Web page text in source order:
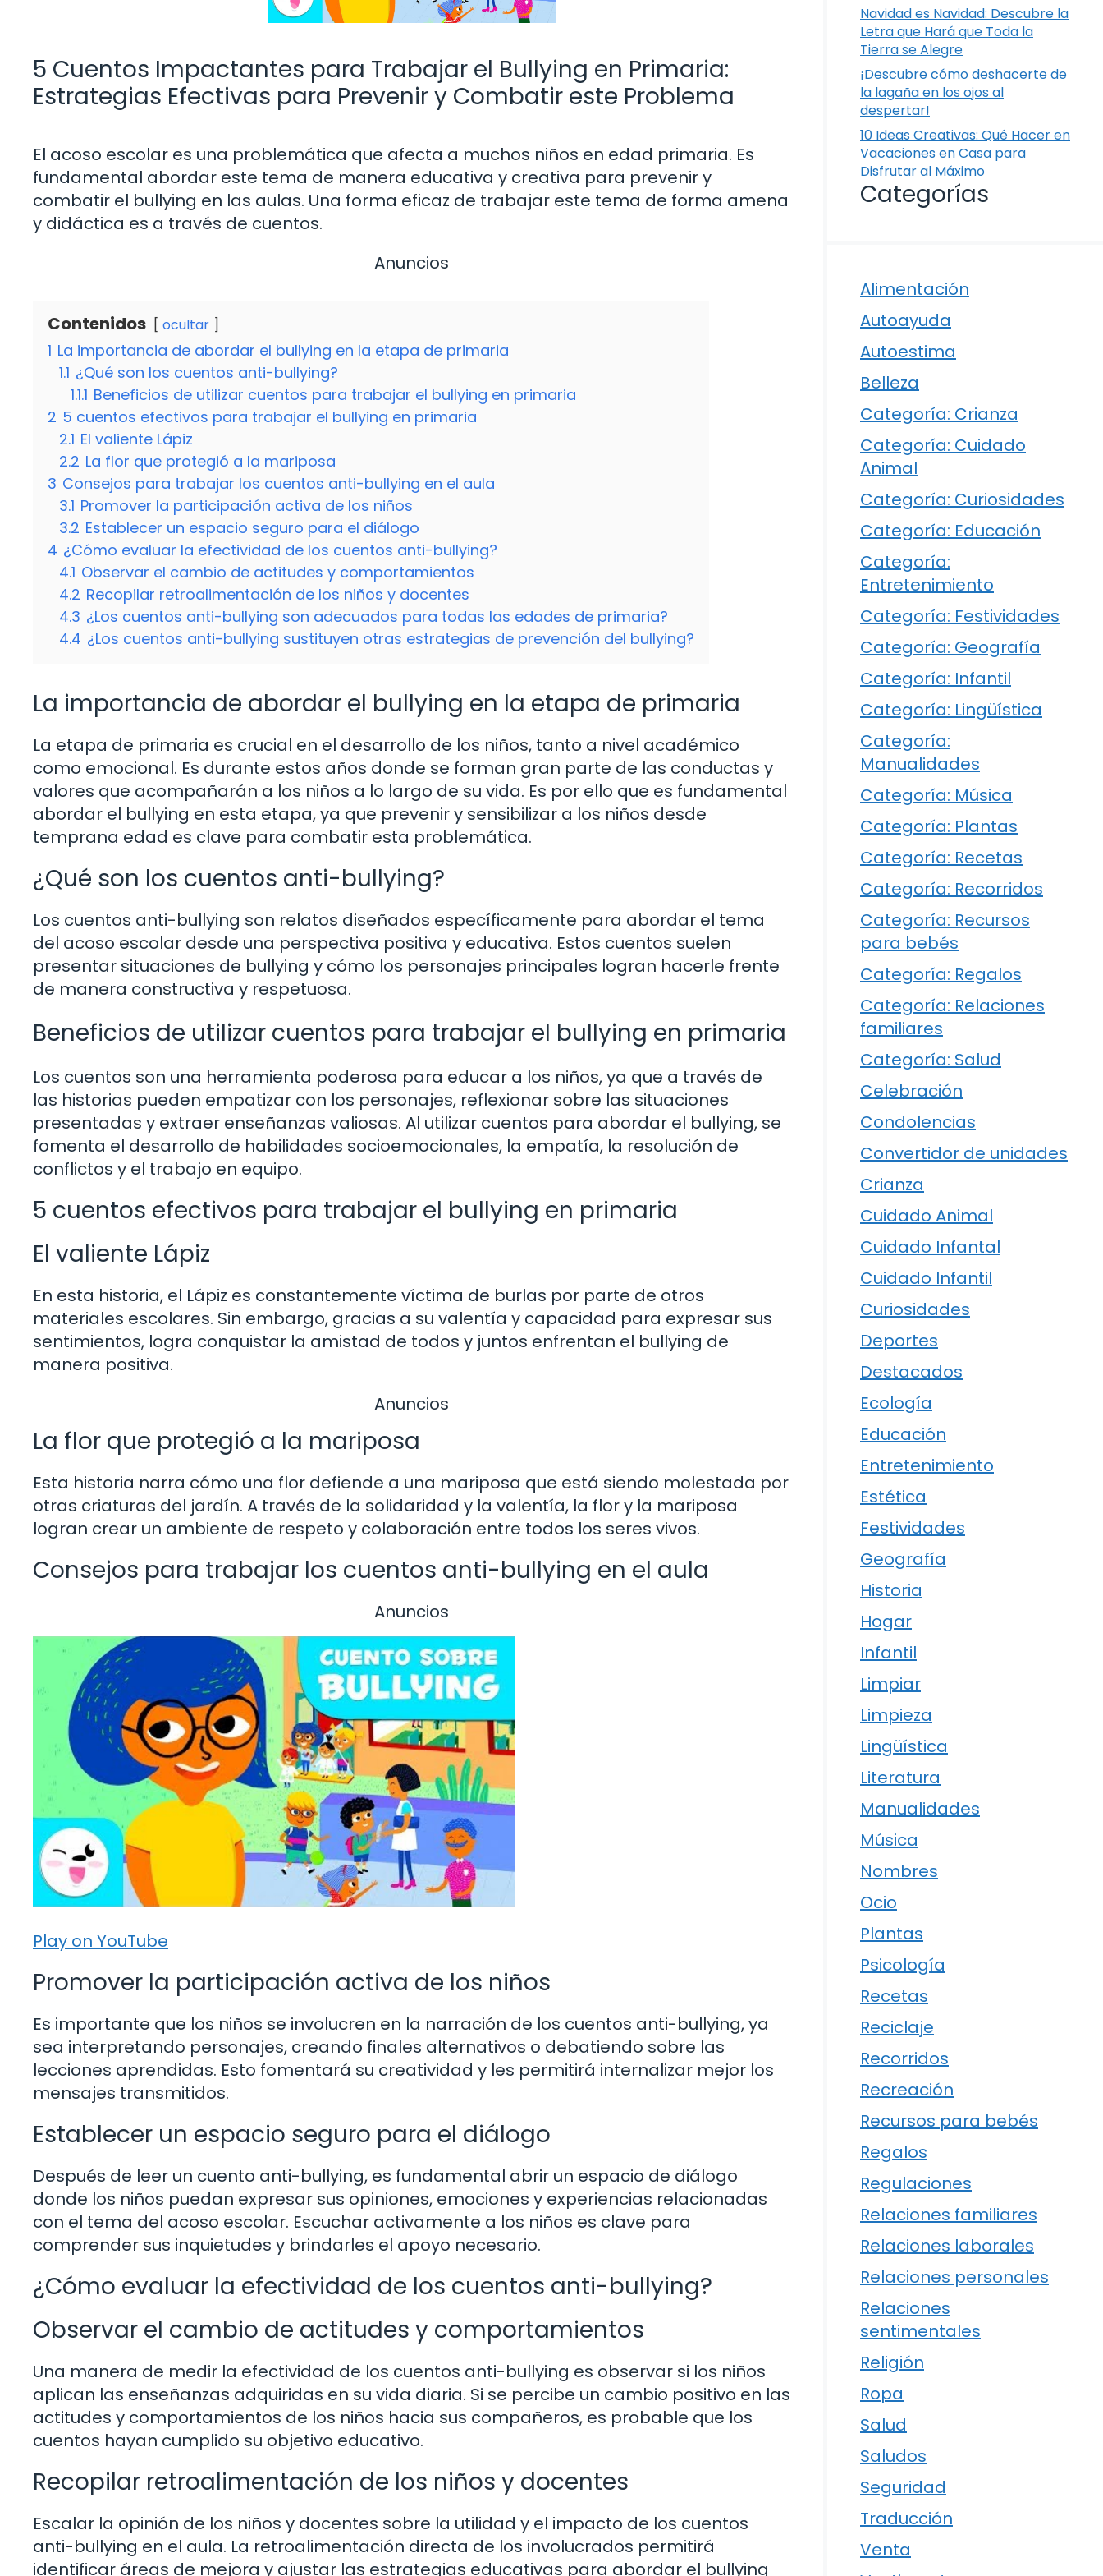
5 Cuentos Impactantes para Trabajar el Bullying en Primaria:
Estrategias Efectivas para Prevenir y Combatir este Problema
El acoso escolar es una problemática que afecta a muchos niños en edad primaria. Es
fundamental abordar este tema de manera educativa y creativa para prevenir y
combatir el bullying en las aulas. Una forma eficaz de trabajar este tema de forma amena
y didáctica es a través de cuentos.
Anuncios
Contenidos ocultar
1 La importancia de abordar el bullying en la etapa de primaria
1.1 ¿Qué son los cuentos anti-bullying?
1.1.1 Beneficios de utilizar cuentos para trabajar el bullying en primaria
2 5 cuentos efectivos para trabajar el bullying en primaria
2.1 El valiente Lápiz
2.2 La flor que protegió a la mariposa
3 Consejos para trabajar los cuentos anti-bullying en el aula
3.1 Promover la participación activa de los niños
3.2 Establecer un espacio seguro para el diálogo
4 ¿Cómo evaluar la efectividad de los cuentos anti-bullying?
4.1 Observar el cambio de actitudes y comportamientos
4.2 Recopilar retroalimentación de los niños y docentes
4.3 ¿Los cuentos anti-bullying son adecuados para todas las edades de primaria?
4.4 ¿Los cuentos anti-bullying sustituyen otras estrategias de prevención del bullying?
La importancia de abordar el bullying en la etapa de primaria
La etapa de primaria es crucial en el desarrollo de los niños, tanto a nivel académico
como emocional. Es durante estos años donde se forman gran parte de las conductas y
valores que acompañarán a los niños a lo largo de su vida. Es por ello que es fundamental
abordar el bullying en esta etapa, ya que prevenir y sensibilizar a los niños desde
temprana edad es clave para combatir esta problemática.
¿Qué son los cuentos anti-bullying?
Los cuentos anti-bullying son relatos diseñados específicamente para abordar el tema
del acoso escolar desde una perspectiva positiva y educativa. Estos cuentos suelen
presentar situaciones de bullying y cómo los personajes principales logran hacerle frente
de manera constructiva y respetuosa.
Beneficios de utilizar cuentos para trabajar el bullying en primaria
Los cuentos son una herramienta poderosa para educar a los niños, ya que a través de
las historias pueden empatizar con los personajes, reflexionar sobre las situaciones
presentadas y extraer enseñanzas valiosas. Al utilizar cuentos para abordar el bullying, se
fomenta el desarrollo de habilidades socioemocionales, la empatía, la resolución de
conflictos y el trabajo en equipo.
5 cuentos efectivos para trabajar el bullying en primaria
El valiente Lápiz
En esta historia, el Lápiz es constantemente víctima de burlas por parte de otros
materiales escolares. Sin embargo, gracias a su valentía y capacidad para expresar sus
sentimientos, logra conquistar la amistad de todos y juntos enfrentan el bullying de
manera positiva.
Anuncios
La flor que protegió a la mariposa
Esta historia narra cómo una flor defiende a una mariposa que está siendo molestada por
otras criaturas del jardín. A través de la solidaridad y la valentía, la flor y la mariposa
logran crear un ambiente de respeto y colaboración entre todos los seres vivos.
Consejos para trabajar los cuentos anti-bullying en el aula
Anuncios
Play on YouTube
Promover la participación activa de los niños
Es importante que los niños se involucren en la narración de los cuentos anti-bullying, ya
sea interpretando personajes, creando finales alternativos o debatiendo sobre las
lecciones aprendidas. Esto fomentará su creatividad y les permitirá internalizar mejor los
mensajes transmitidos.
Establecer un espacio seguro para el diálogo
Después de leer un cuento anti-bullying, es fundamental abrir un espacio de diálogo
donde los niños puedan expresar sus opiniones, emociones y experiencias relacionadas
con el tema del acoso escolar. Escuchar activamente a los niños es clave para
comprender sus inquietudes y brindarles el apoyo necesario.
¿Cómo evaluar la efectividad de los cuentos anti-bullying?
Observar el cambio de actitudes y comportamientos
Una manera de medir la efectividad de los cuentos anti-bullying es observar si los niños
aplican las enseñanzas adquiridas en su vida diaria. Si se percibe un cambio positivo en las
actitudes y comportamientos de los niños hacia sus compañeros, es probable que los
cuentos hayan cumplido su objetivo educativo.
Recopilar retroalimentación de los niños y docentes
Escalar la opinión de los niños y docentes sobre la utilidad y el impacto de los cuentos
anti-bullying en el aula. La retroalimentación directa de los involucrados permitirá
identificar áreas de mejora y ajustar las estrategias educativas para abordar el bullying
Navidad es Navidad: Descubre la
Letra que Hará que Toda la
Tierra se Alegre
¡Descubre cómo deshacerte de
la lagaña en los ojos al
despertar!
10 Ideas Creativas: Qué Hacer en
Vacaciones en Casa para
Disfrutar al Máximo
Categorías
Alimentación
Autoayuda
Autoestima
Belleza
Categoría: Crianza
Categoría: Cuidado
Animal
Categoría: Curiosidades
Categoría: Educación
Categoría:
Entretenimiento
Categoría: Festividades
Categoría: Geografía
Categoría: Infantil
Categoría: Lingüística
Categoría:
Manualidades
Categoría: Música
Categoría: Plantas
Categoría: Recetas
Categoría: Recorridos
Categoría: Recursos
para bebés
Categoría: Regalos
Categoría: Relaciones
familiares
Categoría: Salud
Celebración
Condolencias
Convertidor de unidades
Crianza
Cuidado Animal
Cuidado Infantal
Cuidado Infantil
Curiosidades
Deportes
Destacados
Ecología
Educación
Entretenimiento
Estética
Festividades
Geografía
Historia
Hogar
Infantil
Limpiar
Limpieza
Lingüística
Literatura
Manualidades
Música
Nombres
Ocio
Plantas
Psicología
Recetas
Reciclaje
Recorridos
Recreación
Recursos para bebés
Regalos
Regulaciones
Relaciones familiares
Relaciones laborales
Relaciones personales
Relaciones
sentimentales
Religión
Ropa
Salud
Saludos
Seguridad
Traducción
Venta